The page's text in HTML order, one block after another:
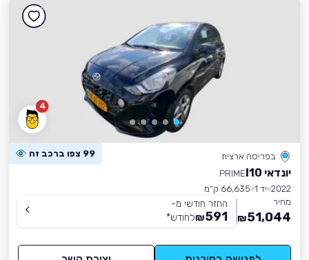
4
בפריסה ארצית 99 צפו ברכב זה
יונדאי I10
PRIME
2022 יד 1
66,635 ק״מ
מחיר
51,044
₪
החזר חודשי מ-
591
₪לחודש*